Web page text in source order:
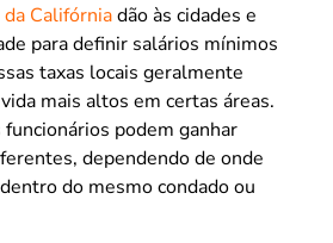
Califórniadão às cidades e
para definir salários mínimos
taxas locais geralmente
mais altos em certas áreas.
podem ganhar
dependendo de onde
do mesmo condado ou